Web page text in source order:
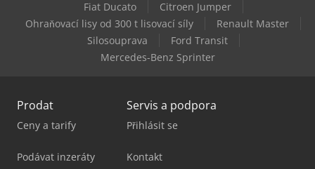
Fiat Ducato
Citroen Jumper
Ohraňovací lisy od 300 t lisovací síly
Renault Master
Silosouprava
Ford Transit
Mercedes-Benz Sprinter
Prodat
Ceny a tarify
Podávat inzeráty
Servis a podpora
Přihlásit se
Kontakt